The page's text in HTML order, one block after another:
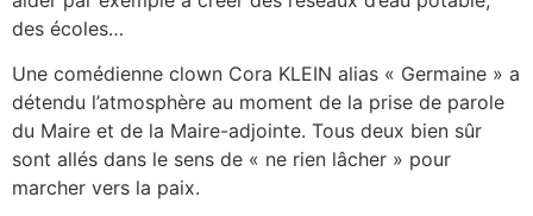
des écoles…
Une comédienne clown Cora KLEIN alias « Germaine » a
détendu l’atmosphère au moment de la prise de parole
du Maire et de la Maire-adjointe. Tous deux bien sûr
sont allés dans le sens de « ne rien lâcher » pour
marcher vers la paix.